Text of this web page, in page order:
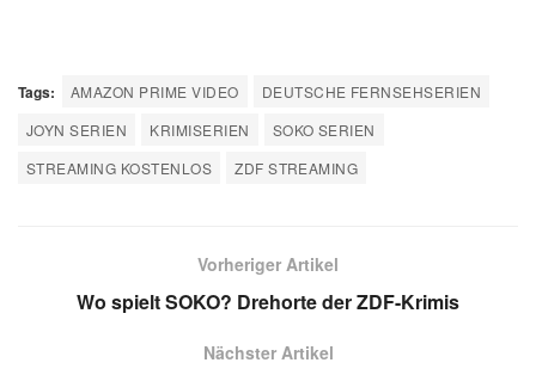
Tags: AMAZON PRIME VIDEO
DEUTSCHE FERNSEHSERIEN
JOYN SERIEN
KRIMISERIEN
SOKO SERIEN
STREAMING KOSTENLOS
ZDF STREAMING
Vorheriger Artikel
Wo spielt SOKO? Drehorte der ZDF-Krimis
Nächster Artikel